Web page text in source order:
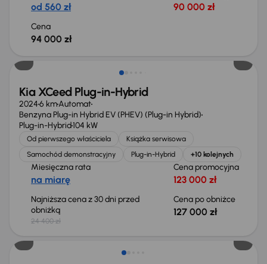
od 560 zł 90 000 zł
Cena
94 000 zł
Kia XCeed Plug-in-Hybrid
20246 kmAutomat
Benzyna Plug-in Hybrid EV (PHEV) (Plug-in Hybrid)
Plug-in-Hybrid104 kW
Od pierwszego właściciela
Książka serwisowa
Samochód demonstracyjny
Plug-in-Hybrid +10 kolejnych
Miesięczna rata
na miarę
Cena promocyjna
123 000 zł
Najniższa cena z 30 dni przed
obniżką
24 400 zł
Cena po obniżce
127 000 zł
Od nowego taniej o 53 293 zł